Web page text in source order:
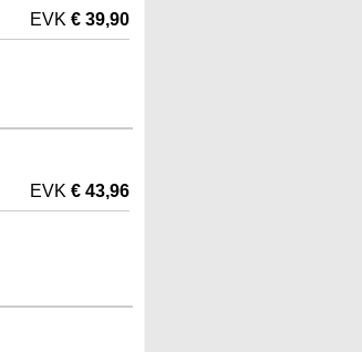
EVK € 39,90
EVK € 43,96